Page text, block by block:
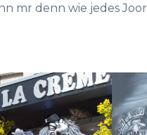
mr denn wie jedes Joor